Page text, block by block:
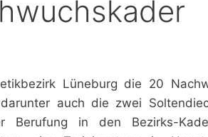
Lüneburg die 20
auch die zwei
in den Bezirks-